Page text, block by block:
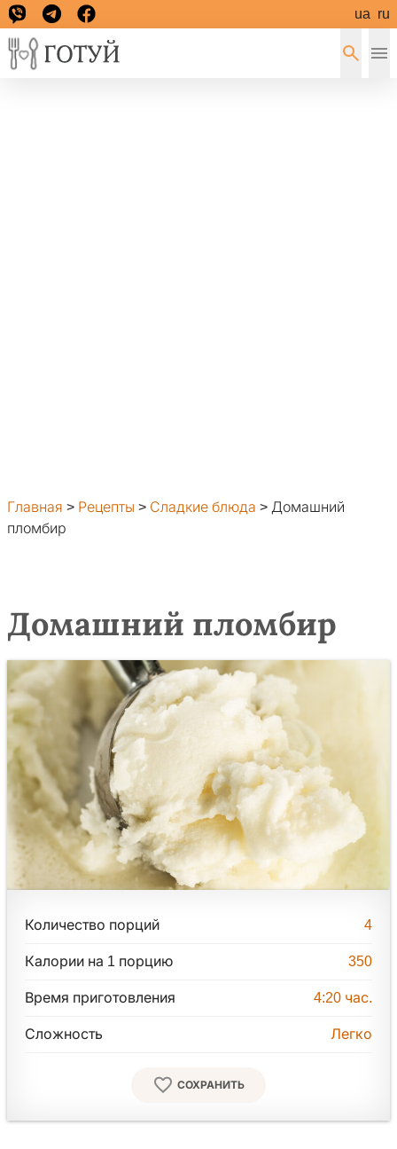
ua ru
Главная > Рецепты > Сладкие блюда > Домашний
пломбир
Домашний пломбир
Количество порций 4
Калории на 1 порцию 350
Время приготовления 4:20 час.
Сложность Легко
СОХРАНИТЬ